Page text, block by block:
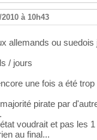
2010 à 10h43
allemands ou
/ jours
une fois a été
pirate par
voudrait et pas les
au final...